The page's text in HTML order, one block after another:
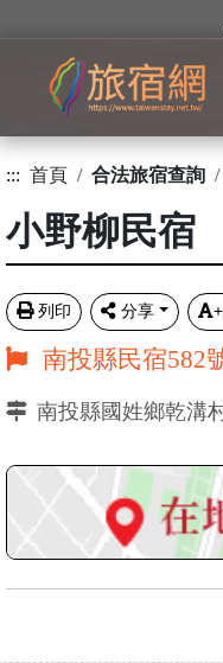
::: 首頁 合法旅宿查詢
小野柳民宿
列印 分享 +
南投縣民宿582
南投縣國姓鄉乾溝